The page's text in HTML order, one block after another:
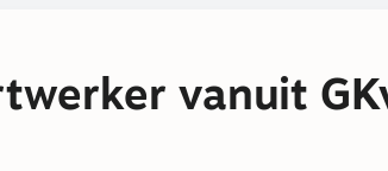
vanuit